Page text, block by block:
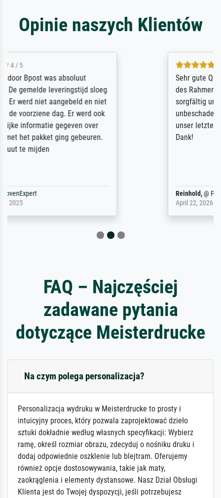
Opinie naszych Klientów
Sehr gute Qualität des Leinwanddrucks und
des Rahmens! Unser Bild wurde sehr
sorgfältig und sicher verpackt, so dass es
unbeschadet bei uns ankam. Es wird nicht
unser letzter Meisterdruck sein. Vielen
Dank!
FAQ – Najczęściej
zadawane pytania
dotyczące Meisterdrucke
Na czym polega personalizacja?
Personalizacja wydruku w Meisterdrucke to prosty i
intuicyjny proces, który pozwala zaprojektować dzieło
sztuki dokładnie według własnych specyfikacji: Wybierz
ramę, określ rozmiar obrazu, zdecyduj o nośniku druku i
dodaj odpowiednie oszklenie lub blejtram. Oferujemy
również opcje dostosowywania, takie jak maty,
zaokrąglenia i elementy dystansowe. Nasz Dział Obsługi
Klienta jest do Twojej dyspozycji, jeśli potrzebujesz